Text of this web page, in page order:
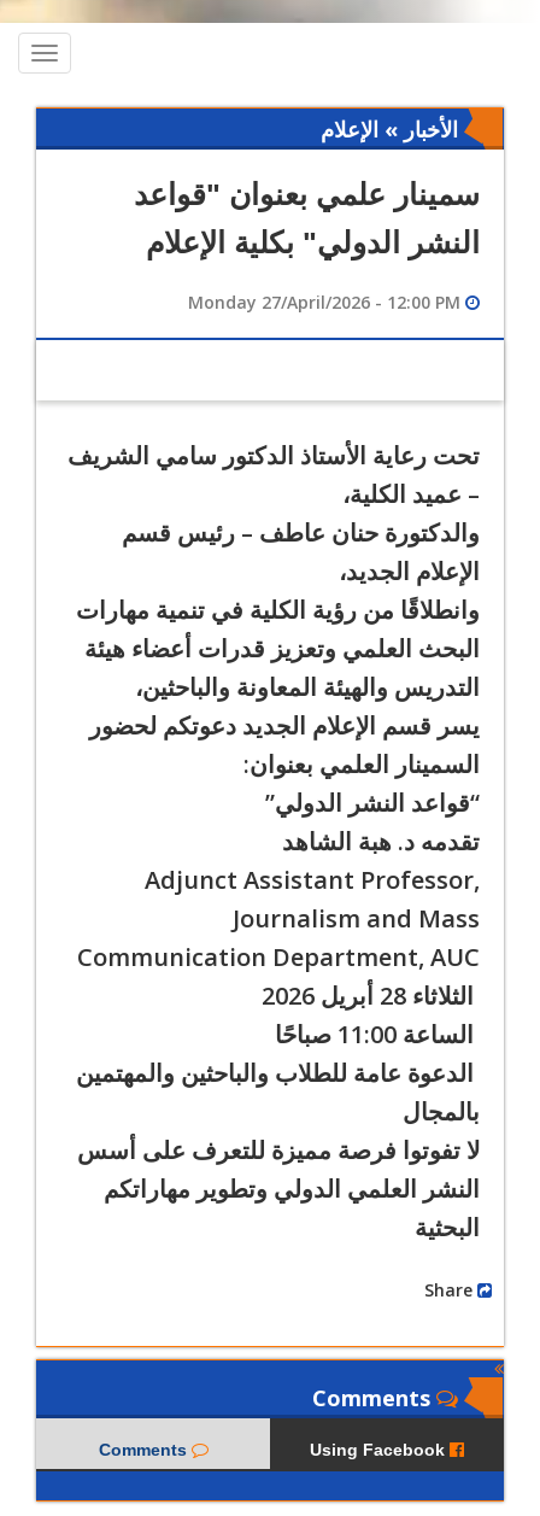
الأخبار » الإعلام
سمينار علمي بعنوان "قواعد
النشر الدولي" بكلية الإعلام
تحت رعاية الأستاذ الدكتور سامي الشريف
– عميد الكلية،
والدكتورة حنان عاطف – رئيس قسم
الإعلام الجديد،
وانطلاقًا من رؤية الكلية في تنمية مهارات
البحث العلمي وتعزيز قدرات أعضاء هيئة
التدريس والهيئة المعاونة والباحثين،
يسر قسم الإعلام الجديد دعوتكم لحضور
السمينار العلمي بعنوان:
“قواعد النشر الدولي”
تقدمه د. هبة الشاهد
Adjunct Assistant Professor,
Journalism and Mass
Communication Department, AUC
الثلاثاء 28 أبريل 2026
الساعة 11:00 صباحًا
الدعوة عامة للطلاب والباحثين والمهتمين
بالمجال
لا تفوتوا فرصة مميزة للتعرف على أسس
النشر العلمي الدولي وتطوير مهاراتكم
البحثية
Comments